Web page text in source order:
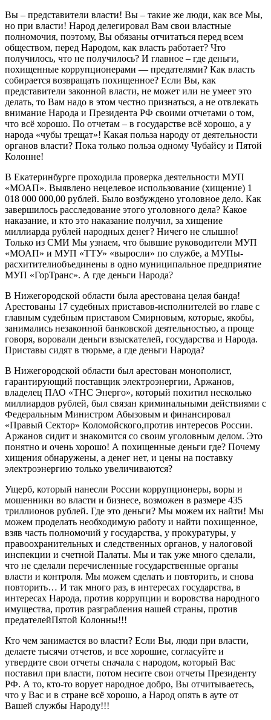
Вы – представители власти! Вы – такие же люди, как все Мы,
но при власти! Народ делегировал Вам свои властные
полномочия, поэтому, Вы обязаны отчитаться перед всем
обществом, перед Народом, как власть работает? Что
получилось, что не получилось? И главное – где деньги,
похищенные коррупционерами — предателями? Как власть
собирается возвращать похищенное? Если Вы, как
представители законной власти, не может или не умеет это
делать, то Вам надо в этом честно признаться, а не отвлекать
внимание Народа и Президента РФ своими отчетами о том,
что всё хорошо. По отчетам – в государстве всё хорошо, а у
народа «чубы трещат»! Какая польза народу от деятельности
органов власти? Пока только польза одному Чубайсу и Пятой
Колонне!
В Екатеринбурге проходила проверка деятельности МУП
«МОАП». Выявлено нецелевое использование (хищение) 1
018 000 000,00 рублей. Было возбуждено уголовное дело. Как
завершилось расследование этого уголовного дела? Какое
наказание, и кто это наказание получил, за хищение
миллиарда рублей народных денег? Ничего не слышно!
Только из СМИ Мы узнаем, что бывшие руководители МУП
«МОАП» и МУП «ТТУ» «выросли» по службе, а МУПы-
расхитителиобъединены в одно муниципальное предприятие
МУП «ГорТранс». А где деньги Народа?
В Нижегородской области была арестована целая банда!
Арестованы 17 судебных приставов-исполнителей во главе с
главным судебным приставом Смирновым, которые, якобы,
занимались незаконной банковской деятельностью, а проще
говоря, воровали деньги взыскателей, государства и Народа.
Приставы сидят в тюрьме, а где деньги Народа?
В Нижегородской области был арестован монополист,
гарантирующий поставщик электроэнергии, Аржанов,
владелец ПАО «ТНС Энерго», который похитил несколько
миллиардов рублей, был связан криминальными действиями с
Федеральным Министром Абызовым и финансировал
«Правый Сектор» Коломойского,против интересов России.
Аржанов сидит и знакомится со своим уголовным делом. Это
понятно и очень хорошо! А похищенные деньги где? Почему
хищения обнаружены, а денег нет, и цены на поставку
электроэнергию только увеличиваются?
Ущерб, который нанесли России коррупционеры, воры и
мошенники во власти и бизнесе, возможен в размере 435
триллионов рублей. Где это деньги? Мы можем их найти! Мы
можем проделать необходимую работу и найти похищенное,
взяв часть полномочий у государства, у прокуратуры, у
правоохранительных и следственных органов, у налоговой
инспекции и счетной Палаты. Мы и так уже много сделали,
что не сделали перечисленные государственные органы
власти и контроля. Мы можем сделать и повторить, и снова
повторить… И так много раз, в интересах государства, в
интересах Народа, против коррупции и воровства народного
имущества, против разграбления нашей страны, против
предателейПятой Колонны!!!
Кто чем занимается во власти? Если Вы, люди при власти,
делаете тысячи отчетов, и все хорошие, согласуйте и
утвердите свои отчеты сначала с народом, который Вас
поставил при власти, потом несите свои отчеты Президенту
РФ. А то, кто-то ворует народное добро, Вы отчитываетесь,
что у Вас и в стране всё хорошо, а Народ опять в ауте от
Вашей службы Народу!!!